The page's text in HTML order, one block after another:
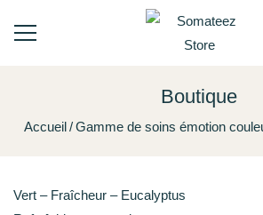
Boutique
Accueil Gamme de soins émotion
Vert – Fraîcheur – Eucalyptus